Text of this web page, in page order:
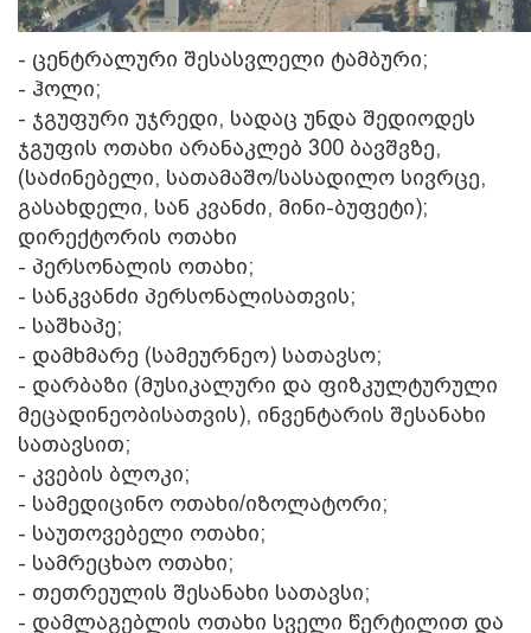
- ცენტრალური შესასვლელი ტამბური;
- ჰოლი;
- ჯგუფური უჯრედი, სადაც უნდა შედიოდეს
ჯგუფის ოთახი არანაკლებ 300 ბავშვზე,
(საძინებელი, სათამაშო/სასადილო სივრცე,
გასახდელი, სან კვანძი, მინი-ბუფეტი);
დირექტორის ოთახი
- პერსონალის ოთახი;
- სანკვანძი პერსონალისათვის;
- საშხაპე;
- დამხმარე (სამეურნეო) სათავსო;
- დარბაზი (მუსიკალური და ფიზკულტურული
მეცადინეობისათვის), ინვენტარის შესანახი
სათავსით;
- კვების ბლოკი;
- სამედიცინო ოთახი/იზოლატორი;
- საუთოვებელი ოთახი;
- სამრეცხაო ოთახი;
- თეთრეულის შესანახი სათავსი;
- დამლაგებლის ოთახი სველი წერტილით და